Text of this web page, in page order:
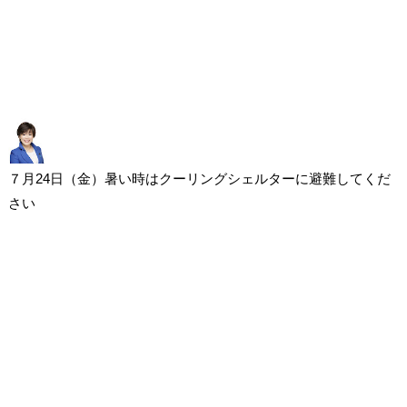
７月24日（金）暑い時はクーリングシェルターに避難してくだ
さい